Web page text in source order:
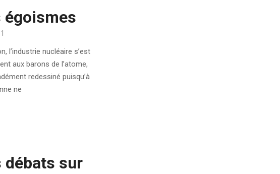
égoismes
l’industrie nucléaire s’est
aux barons de l’atome,
redessiné puisqu’à
ne
débats sur